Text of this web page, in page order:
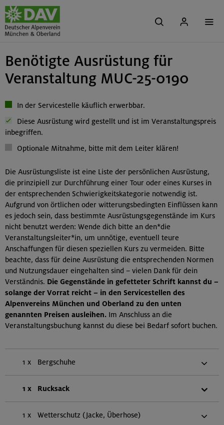
Benötigte Ausrüstung für
Veranstaltung MUC-25-0190
In der Servicestelle käuflich erwerbbar.
Diese Ausrüstung wird gestellt und ist im Veranstaltungspreis
inbegriffen.
Optionale Mitnahme, bitte mit dem Leiter klären!
Die Ausrüstungsliste ist eine Liste der persönlichen Ausrüstung,
die prinzipiell zur Durchführung einer Tour oder eines Kurses in
der entsprechenden Schwierigkeitskategorie notwendig ist.
Aufgrund von örtlichen oder witterungsbedingten Einflüssen kann
es jedoch sein, dass bestimmte Ausrüstungsgegenstände im Kurs
nicht benutzt werden: Wende dich bitte an den*die
Veranstaltungsleiter*in, um unnötige, eventuell teure
Anschaffungen für diesen speziellen Kurs zu vermeiden. Bitte
beachte, dass für deine Ausrüstung die entsprechenden Normen
und Nutzungsdauer eingehalten sind – vielen Dank für dein
Verständnis. Die Gegenstände in gefetteter Schrift kannst du –
solange der Vorrat reicht – in den Servicestellen des
Alpenvereins München und Oberland zu den unten
genannten Preisen ausleihen. Im Anschluss an die
Veranstaltungsbuchung kannst du diese bei Bedarf sofort buchen.
1 x Bergschuhe
1 x Rucksack
1 x Wetterschutz (Jacke, Überhose)